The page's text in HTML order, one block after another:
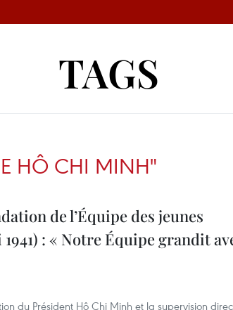
TAGS
HÔ CHI MINH"
de l’Équipe des jeunes
: « Notre Équipe grandit
du Président Hô Chi Minh et la supervision